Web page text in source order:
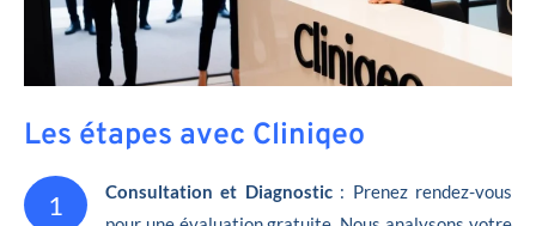
Les étapes avec Cliniqeo
1 Consultation et Diagnostic: Prenez rendez-vous